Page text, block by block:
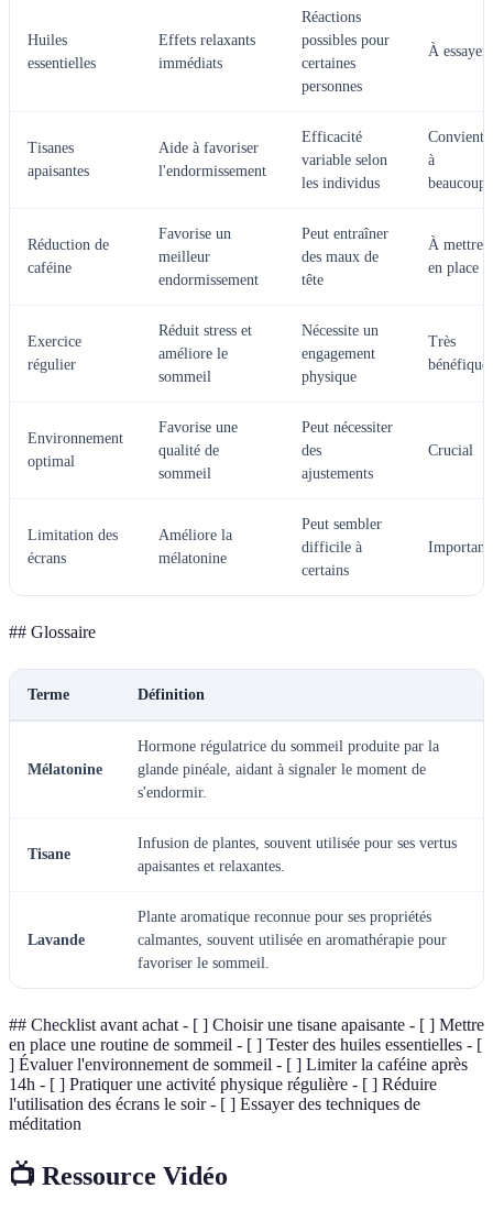
Huiles
essentielles
Effets relaxants
immédiats
Réactions
possibles pour
certaines
personnes
À essayer
Tisanes
apaisantes
Aide à favoriser
l'endormissement
Efficacité
variable selon
les individus
Convient
à
beaucoup
Réduction de
caféine
Favorise un
meilleur
endormissement
Peut entraîner
des maux de
tête
À mettre
en place
Exercice
régulier
Réduit stress et
améliore le
sommeil
Nécessite un
engagement
physique
Très
bénéfique
Environnement
optimal
Favorise une
qualité de
sommeil
Peut nécessiter
des
ajustements
Crucial
Limitation des
écrans
Améliore la
mélatonine
Peut sembler
difficile à
certains
Important
## Glossaire
Terme Définition
Mélatonine
Hormone régulatrice du sommeil produite par la
glande pinéale, aidant à signaler le moment de
s'endormir.
Tisane
Infusion de plantes, souvent utilisée pour ses vertus
apaisantes et relaxantes.
Lavande
Plante aromatique reconnue pour ses propriétés
calmantes, souvent utilisée en aromathérapie pour
favoriser le sommeil.
## Checklist avant achat - [ ] Choisir une tisane apaisante - [ ] Mettre
en place une routine de sommeil - [ ] Tester des huiles essentielles - [
] Évaluer l'environnement de sommeil - [ ] Limiter la caféine après
14h - [ ] Pratiquer une activité physique régulière - [ ] Réduire
l'utilisation des écrans le soir - [ ] Essayer des techniques de
méditation
📺 Ressource Vidéo